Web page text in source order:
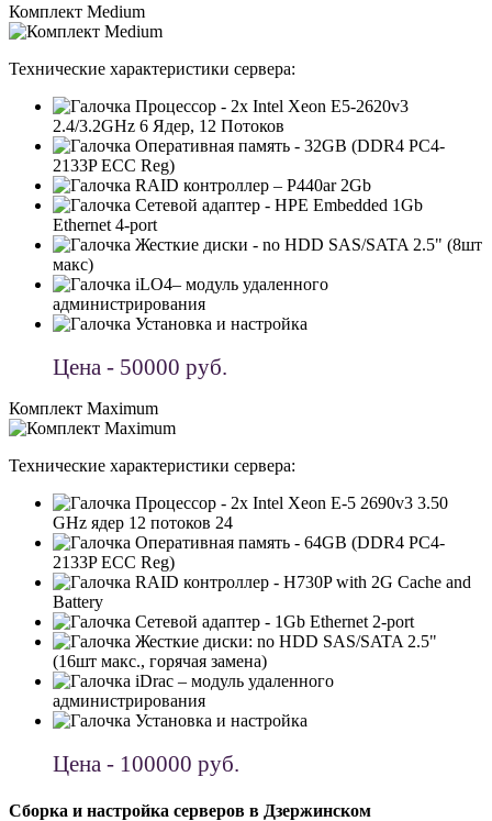
Комплект Medium
Технические характеристики сервера:
Процессор - 2x Intel Xeon E5-2620v3
2.4/3.2GHz 6 Ядер, 12 Потоков
Оперативная память - 32GB (DDR4 PC4-
2133P ECC Reg)
RAID контроллер – P440ar 2Gb
Сетевой адаптер - HPE Embedded 1Gb
Ethernet 4-port
Жесткиe диски - no HDD SAS/SATA 2.5" (8шт
макс)
iLO4– модуль удаленного
администрирования
Установка и настройка
Цена - 50000 руб.
Комплект Maximum
Технические характеристики сервера:
Процессор - 2x Intel Xeon E-5 2690v3 3.50
GHz ядер 12 потоков 24
Оперативная память - 64GB (DDR4 PC4-
2133P ECC Reg)
RAID контроллер - H730P with 2G Cache and
Battery
Сетевой адаптер - 1Gb Ethernet 2-port
Жесткиe диски: no HDD SAS/SATA 2.5"
(16шт макс., горячая замена)
iDrac – модуль удаленного
администрирования
Установка и настройка
Цена - 100000 руб.
Сборка и настройка серверов в Дзержинском